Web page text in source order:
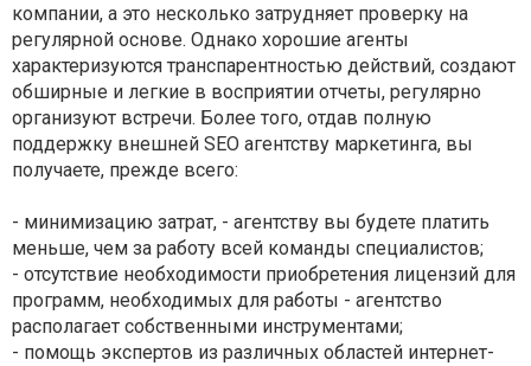
компании, а это несколько затрудняет проверку на
регулярной основе. Однако хорошие агенты
характеризуются транспарентностью действий, создают
обширные и легкие в восприятии отчеты, регулярно
организуют встречи. Более того, отдав полную
поддержку внешней SEO агентству маркетинга, вы
получаете, прежде всего:
- минимизацию затрат, - агентству вы будете платить
меньше, чем за работу всей команды специалистов;
- отсутствие необходимости приобретения лицензий для
программ, необходимых для работы - агентство
располагает собственными инструментами;
- помощь экспертов из различных областей интернет-